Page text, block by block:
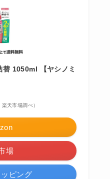
1050ml 【ヤシノミ
天市場調べ）
場
ピング